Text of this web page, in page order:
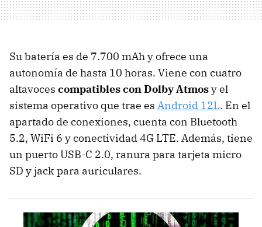
Su batería es de 7.700 mAh y ofrece una
autonomía de hasta 10 horas. Viene con cuatro
altavoces compatibles con Dolby Atmosy el
sistema operativo que trae es Android 12L. En el
apartado de conexiones, cuenta con Bluetooth
5.2, WiFi 6 y conectividad 4G LTE. Además, tiene
un puerto USB-C 2.0, ranura para tarjeta micro
SD y jack para auriculares.